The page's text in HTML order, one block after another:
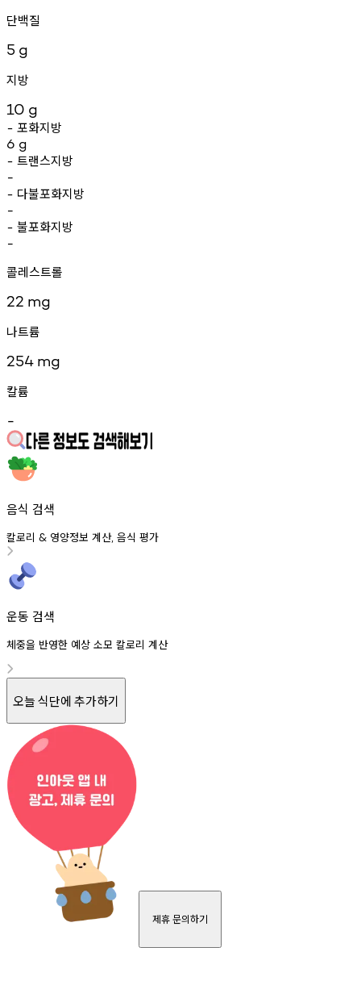
단백질
5 g
지방
10 g
- 포화지방
6 g
- 트랜스지방
-
- 다불포화지방
-
- 불포화지방
-
콜레스트롤
22 mg
나트륨
254 mg
칼륨
-
음식 검색
칼로리 & 영양정보 계산, 음식 평가
운동 검색
체중을 반영한 예상 소모 칼로리 계산
오늘 식단에 추가하기
제휴 문의하기